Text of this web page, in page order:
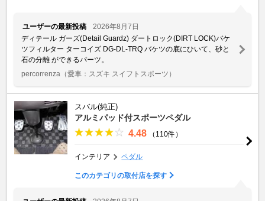
ユーザーの最新投稿
2026年8月7日
ディテール ガーズ(Detail Guardz) ダートロック(DIRT LOCK)バケ
ツフィルター ターコイズ DG-DL-TRQ バケツの底にひいて、砂と
石の分離 ができるパーツ。
percorrenza （愛車：スズキ スイフトスポーツ）
スバル(純正)
アルミパッド付スポーツペダル
4.48 （110件）
インテリア ペダル
このカテゴリの取付店を探す